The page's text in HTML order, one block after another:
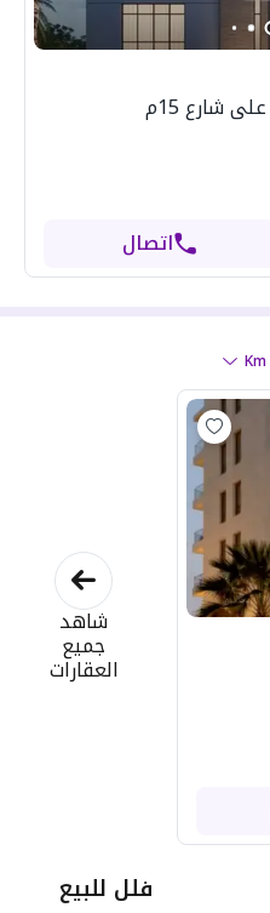
Guarantees
Independent
اتصال
Km
شاهد
جميع
العقارات
فلل للبيع